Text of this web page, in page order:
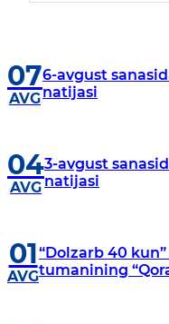
07
AVG
6-avgust
natijasi
04
AVG
3-avgust
natijasi
01
AVG
“Dolzarb 40
tumanining